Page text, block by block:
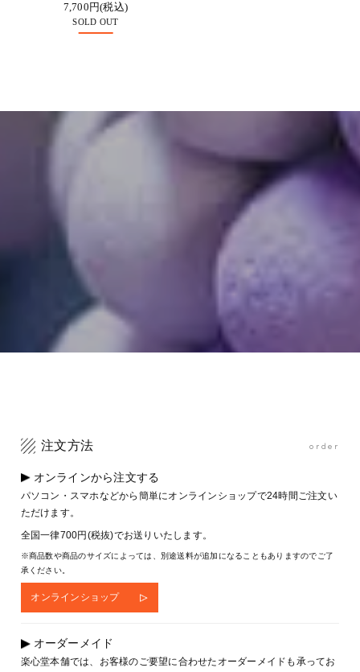
7,700円(税込)
SOLD OUT
注文方法 order
オンラインから注文する
パソコン・スマホなどから簡単にオンラインショップで24時間ご注文い
ただけます。
全国一律700円(税抜)でお送りいたします。
※商品数や商品のサイズによっては、別途送料が追加になることもありますのでご了
承ください。
オンラインショップ
オーダーメイド
楽心堂本舗では、お客様のご要望に合わせたオーダーメイドも承ってお